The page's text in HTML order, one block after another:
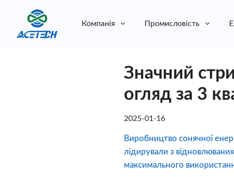
Компанія Промисловість
Значний
огляд за 3
2025-01-16
Виробництво сонячної
лідирували з
максимального